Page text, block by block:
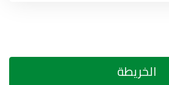
الخريطة